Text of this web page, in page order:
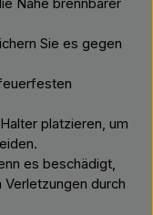
Nähe brennbarer
Sie es gegen
platzieren, um
es beschädigt,
durch